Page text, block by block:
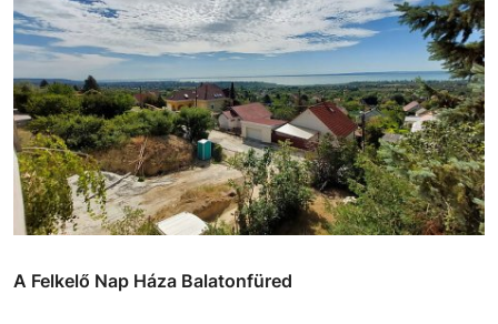
A Felkelő Nap Háza Balatonfüred